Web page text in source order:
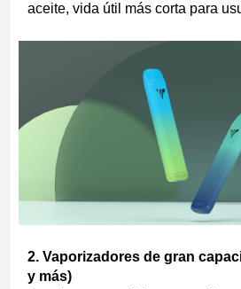
aceite, vida útil más corta para
2. Vaporizadores de gran
y más)